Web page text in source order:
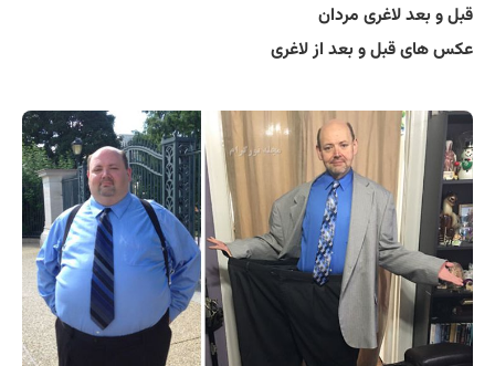
قبل و بعد لاغری مردان
عکس های قبل و بعد از لاغری